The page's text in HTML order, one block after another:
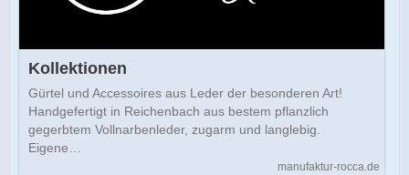
Kollektionen
Gürtel und Accessoires aus Leder der besonderen Art!
Handgefertigt in Reichenbach aus bestem pflanzlich
gegerbtem Vollnarbenleder, zugarm und langlebig.
Eigene…
manufaktur-rocca.de